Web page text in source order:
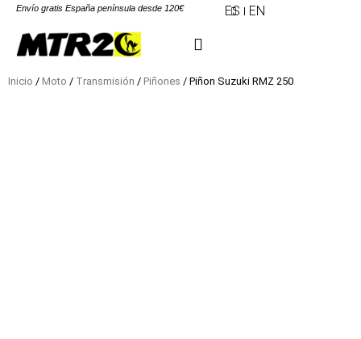
Envío gratis España península desde 120€ ES EN
Inicio / Moto / Transmisión / Piñones / Piñon Suzuki RMZ 250